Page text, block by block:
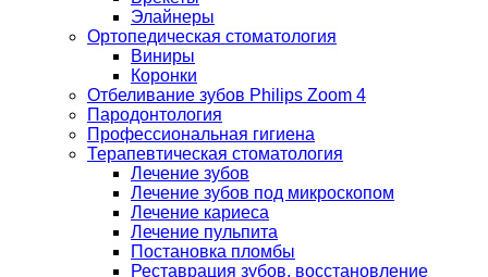
Элайнеры
Ортопедическая стоматология
Виниры
Коронки
Отбеливание зубов Philips Zoom 4
Пародонтология
Профессиональная гигиена
Терапевтическая стоматология
Лечение зубов
Лечение зубов под микроскопом
Лечение кариеса
Лечение пульпита
Постановка пломбы
Реставрация зубов, восстановление